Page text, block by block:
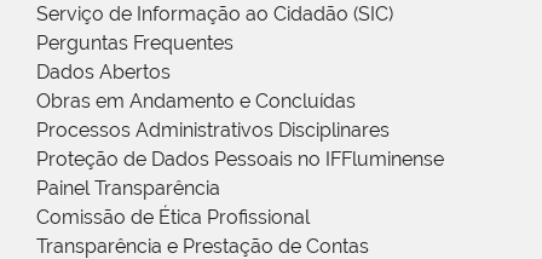
Serviço de Informação ao Cidadão (SIC)
Perguntas Frequentes
Dados Abertos
Obras em Andamento e Concluídas
Processos Administrativos Disciplinares
Proteção de Dados Pessoais no IFFluminense
Painel Transparência
Comissão de Ética Profissional
Transparência e Prestação de Contas